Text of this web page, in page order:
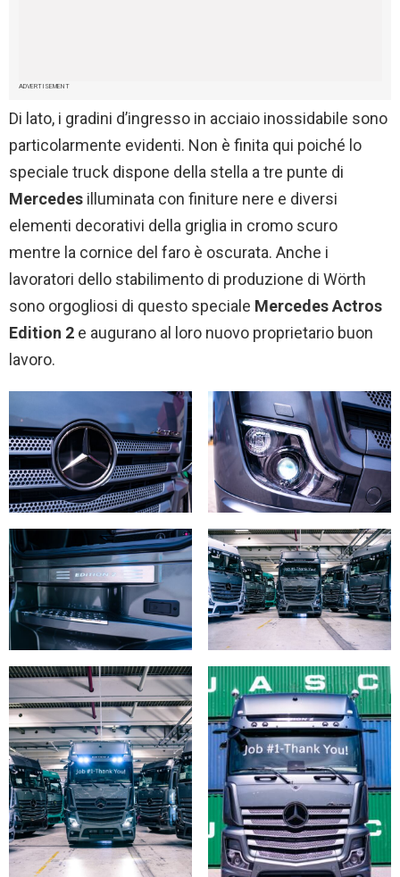
ADVERTISEMENT
Di lato, i gradini d’ingresso in acciaio inossidabile sono
particolarmente evidenti. Non è finita qui poiché lo
speciale truck dispone della stella a tre punte di
Mercedes illuminata con finiture nere e diversi
elementi decorativi della griglia in cromo scuro
mentre la cornice del faro è oscurata. Anche i
lavoratori dello stabilimento di produzione di Wörth
sono orgogliosi di questo speciale Mercedes Actros
Edition 2 e augurano al loro nuovo proprietario buon
lavoro.